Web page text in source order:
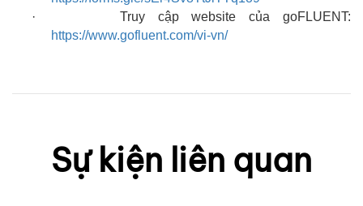
·
Truy cập website của goFLUENT:
https://www.gofluent.com/vi-vn/
Sự kiện liên quan